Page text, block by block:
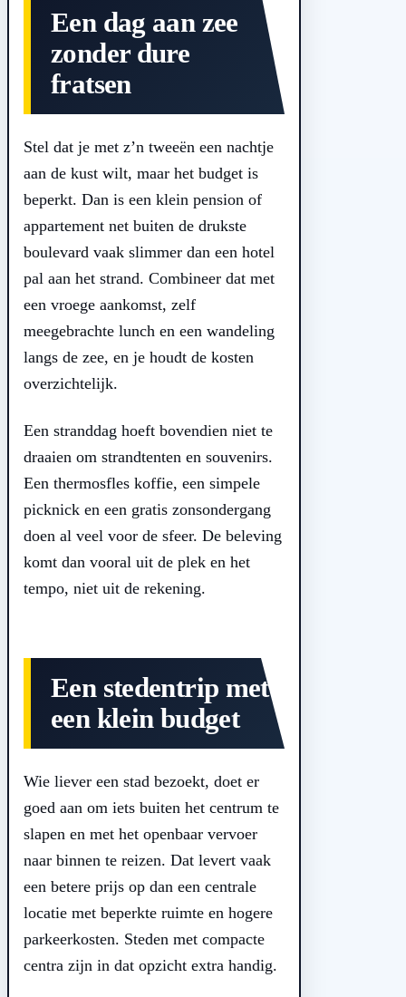
Een dag aan zee
zonder dure
fratsen
Stel dat je met z’n tweeën een nachtje
aan de kust wilt, maar het budget is
beperkt. Dan is een klein pension of
appartement net buiten de drukste
boulevard vaak slimmer dan een hotel
pal aan het strand. Combineer dat met
een vroege aankomst, zelf
meegebrachte lunch en een wandeling
langs de zee, en je houdt de kosten
overzichtelijk.
Een stranddag hoeft bovendien niet te
draaien om strandtenten en souvenirs.
Een thermosfles koffie, een simpele
picknick en een gratis zonsondergang
doen al veel voor de sfeer. De beleving
komt dan vooral uit de plek en het
tempo, niet uit de rekening.
Een stedentrip met
een klein budget
Wie liever een stad bezoekt, doet er
goed aan om iets buiten het centrum te
slapen en met het openbaar vervoer
naar binnen te reizen. Dat levert vaak
een betere prijs op dan een centrale
locatie met beperkte ruimte en hogere
parkeerkosten. Steden met compacte
centra zijn in dat opzicht extra handig.